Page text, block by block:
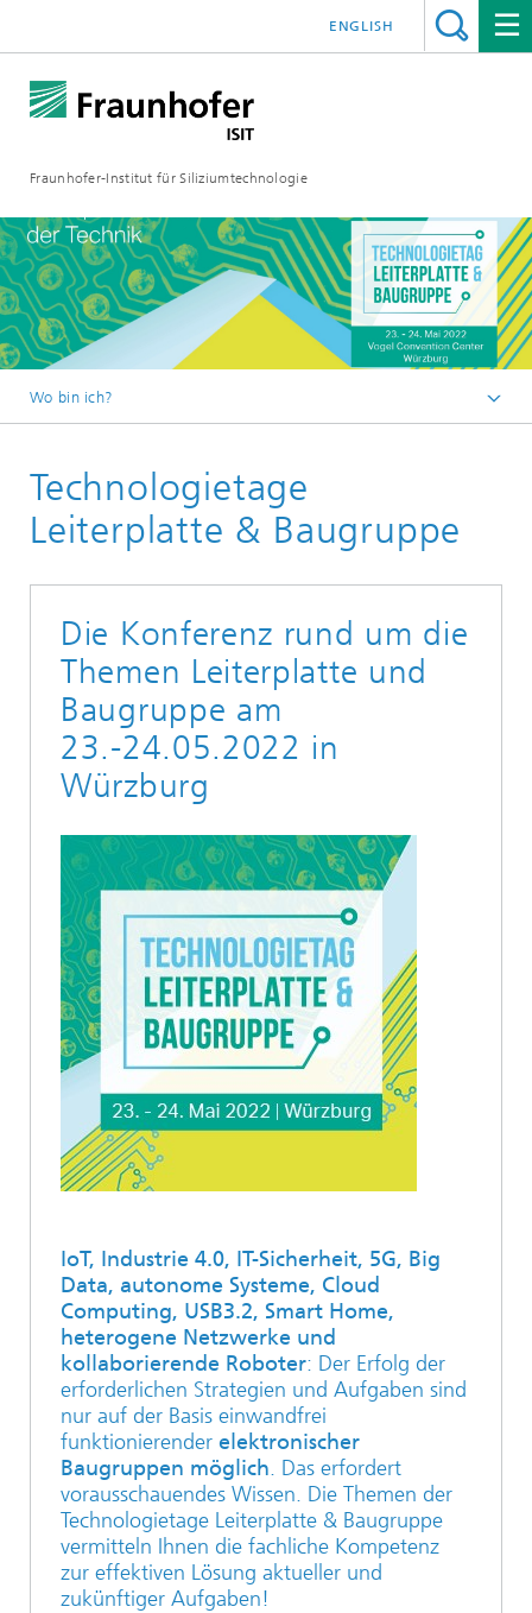
Fraunhofer-Institut für Siliziumtechnologie
ENGLISH
Wo bin ich?
Veranstaltungen
Technologietage
Leiterplatte & Baugruppe
Die Konferenz rund um die
Themen Leiterplatte und
Baugruppe am
23.-24.05.2022 in
Würzburg
IoT, Industrie 4.0, IT-Sicherheit, 5G, Big
Data, autonome Systeme, Cloud
Computing, USB3.2, Smart Home,
heterogene Netzwerke und
kollaborierende Roboter: Der Erfolg der
erforderlichen Strategien und Aufgaben sind
nur auf der Basis einwandfrei
funktionierender elektronischer
Baugruppen möglich. Das erfordert
vorausschauendes Wissen. Die Themen der
Technologietage Leiterplatte & Baugruppe
vermitteln Ihnen die fachliche Kompetenz
zur effektiven Lösung aktueller und
zukünftiger Aufgaben!